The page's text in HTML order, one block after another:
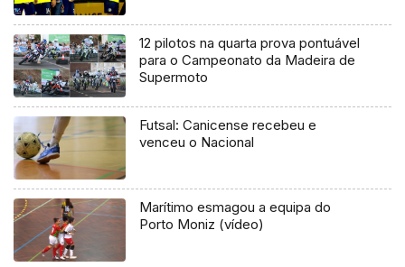
12 pilotos na quarta prova pontuável
para o Campeonato da Madeira de
Supermoto
Futsal: Canicense recebeu e
venceu o Nacional
Marítimo esmagou a equipa do
Porto Moniz (vídeo)